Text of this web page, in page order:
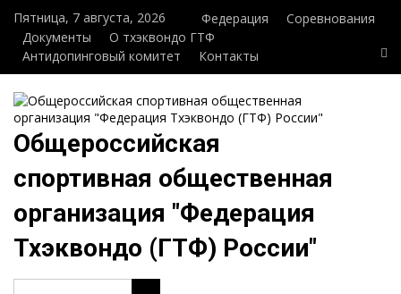
Пятница, 7 августа, 2026 Федерация
Соревнования
Документы
О тхэквондо ГТФ
Антидопинговый комитет
Контакты
Общероссийская
спортивная общественная
организация "Федерация
Тхэквондо (ГТФ) России"